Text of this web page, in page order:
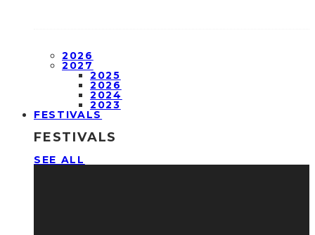
2026
2027
2025
2026
2024
2023
FESTIVALS
FESTIVALS
SEE ALL